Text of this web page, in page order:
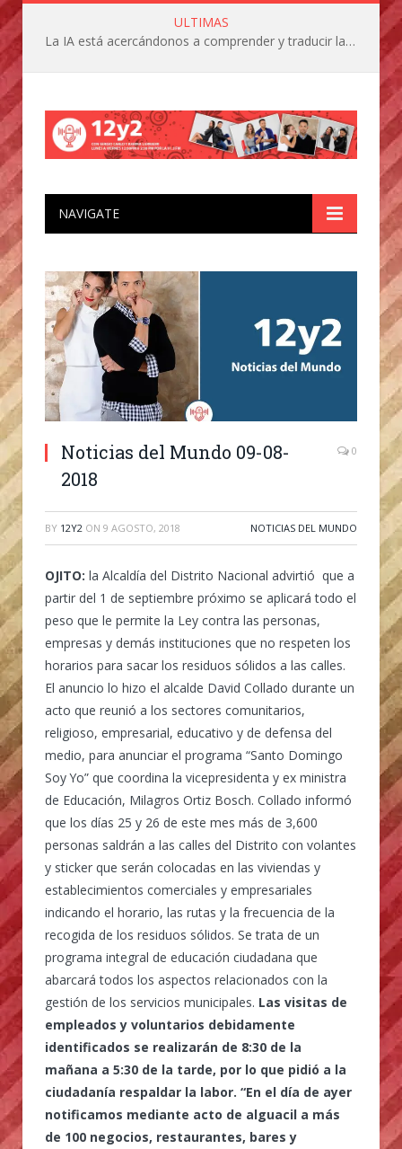
ULTIMAS
La IA está acercándonos a comprender y traducir las vocalizaciones y comportamientos de nuestras mascotas
NAVIGATE
Noticias del Mundo 09-08-
2018
0
BY 12Y2 ON 9 AGOSTO, 2018 NOTICIAS DEL MUNDO
OJITO: la Alcaldía del Distrito Nacional advirtió que a
partir del 1 de septiembre próximo se aplicará todo el
peso que le permite la Ley contra las personas,
empresas y demás instituciones que no respeten los
horarios para sacar los residuos sólidos a las calles.
El anuncio lo hizo el alcalde David Collado durante un
acto que reunió a los sectores comunitarios,
religioso, empresarial, educativo y de defensa del
medio, para anunciar el programa “Santo Domingo
Soy Yo” que coordina la vicepresidenta y ex ministra
de Educación, Milagros Ortiz Bosch. Collado informó
que los días 25 y 26 de este mes más de 3,600
personas saldrán a las calles del Distrito con volantes
y sticker que serán colocadas en las viviendas y
establecimientos comerciales y empresariales
indicando el horario, las rutas y la frecuencia de la
recogida de los residuos sólidos. Se trata de un
programa integral de educación ciudadana que
abarcará todos los aspectos relacionados con la
gestión de los servicios municipales. Las visitas de
empleados y voluntarios debidamente
identificados se realizarán de 8:30 de la
mañana a 5:30 de la tarde, por lo que pidió a la
ciudadanía respaldar la labor. “En el día de ayer
notificamos mediante acto de alguacil a más
de 100 negocios, restaurantes, bares y